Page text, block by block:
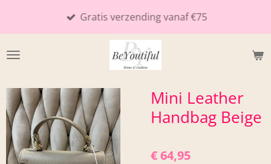
de
Gratis verzending vanaf €75
Mini Leather
Handbag Beige
€ 64,95